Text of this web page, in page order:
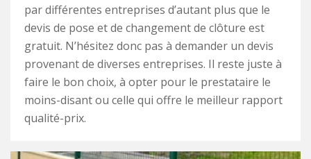
par différentes entreprises d’autant plus que le
devis de pose et de changement de clôture est
gratuit. N’hésitez donc pas à demander un devis
provenant de diverses entreprises. Il reste juste à
faire le bon choix, à opter pour le prestataire le
moins-disant ou celle qui offre le meilleur rapport
qualité-prix.